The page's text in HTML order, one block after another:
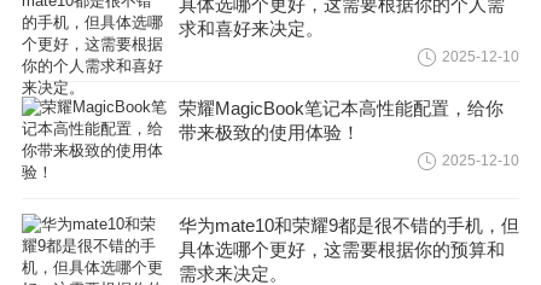
具体选哪个更好，这需要根据你的个人需
求和喜好来决定。
2025-12-10
荣耀MagicBook笔记本高性能配置，给你
带来极致的使用体验！
2025-12-10
华为mate10和荣耀9都是很不错的手机，但
具体选哪个更好，这需要根据你的预算和
需求来决定。